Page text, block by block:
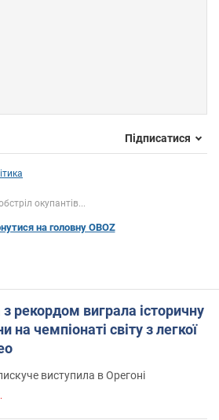
Підписатися
окупантів...
на головну OBOZ
рекордом виграла історичну
на чемпіонаті світу з легкої
виступила в Орегоні